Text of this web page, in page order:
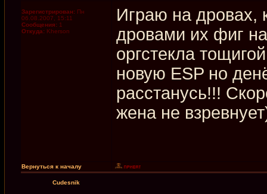
Зарегистрирован: Пн
06.08.2007, 15:11
Сообщения: 1
Откуда: Kherson
Играю на дровах,
дровами их фиг
оргстекла
новую ESP но
расстанусь!!!
жена не
Вернуться к началу
Cudesnik